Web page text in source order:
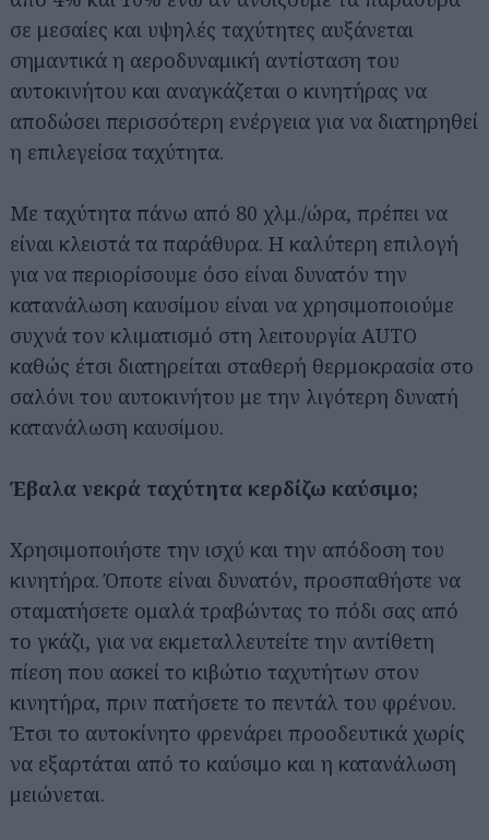
σε μεσαίες και υψηλές ταχύτητες αυξάνεται
σημαντικά η αεροδυναμική αντίσταση του
αυτοκινήτου και αναγκάζεται ο κινητήρας να
αποδώσει περισσότερη ενέργεια για να διατηρηθεί
η επιλεγείσα ταχύτητα.
Με ταχύτητα πάνω από 80 χλμ./ώρα, πρέπει να
είναι κλειστά τα παράθυρα. Η καλύτερη επιλογή
για να περιορίσουμε όσο είναι δυνατόν την
κατανάλωση καυσίμου είναι να χρησιμοποιούμε
συχνά τον κλιματισμό στη λειτουργία AUTO
καθώς έτσι διατηρείται σταθερή θερμοκρασία στο
σαλόνι του αυτοκινήτου με την λιγότερη δυνατή
κατανάλωση καυσίμου.
Έβαλα νεκρά ταχύτητα κερδίζω καύσιμο;
Χρησιμοποιήστε την ισχύ και την απόδοση του
κινητήρα. Όποτε είναι δυνατόν, προσπαθήστε να
σταματήσετε ομαλά τραβώντας το πόδι σας από
το γκάζι, για να εκμεταλλευτείτε την αντίθετη
πίεση που ασκεί το κιβώτιο ταχυτήτων στον
κινητήρα, πριν πατήσετε το πεντάλ του φρένου.
Έτσι το αυτοκίνητο φρενάρει προοδευτικά χωρίς
να εξαρτάται από το καύσιμο και η κατανάλωση
μειώνεται.